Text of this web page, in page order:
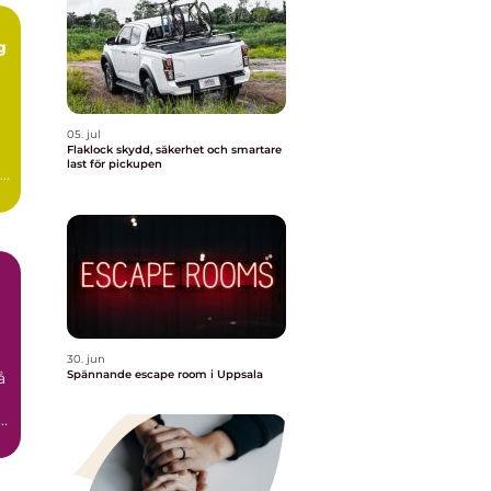
05. jul
Flaklock skydd, säkerhet och smartare
last för pickupen
30. jun
Spännande escape room i Uppsala